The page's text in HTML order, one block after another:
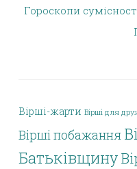
Гороскопи
Вірші-жарти Вірші для
Вірші побажання
Батьківщину